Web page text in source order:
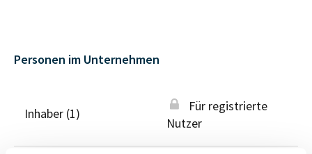
Personen im Unternehmen
Inhaber (1)
Für registrierte
Nutzer